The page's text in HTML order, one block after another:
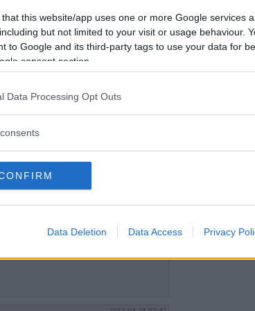
that this website/app uses one or more Google services
but not limited to your visit or usage behaviour.
to Google and its third-party tags to use your data for
consent section.
Data Processing Opt Outs
Data Deletion Data Access Privacy
2017-03-27 21:54
2017-03-27 21:55
Vill du bli
medlem?